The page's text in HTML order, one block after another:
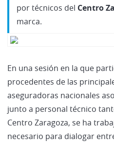
por técnicos del Centro
marca.
En una sesión en la que
procedentes de las
aseguradoras nacionales
junto a personal técnico
Centro Zaragoza, se ha
necesario para dialogar